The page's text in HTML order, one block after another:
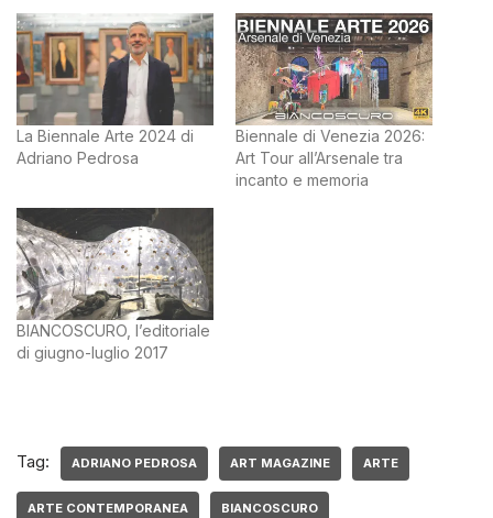
La Biennale Arte 2024 di
Adriano Pedrosa
Biennale di Venezia 2026:
Art Tour all’Arsenale tra
incanto e memoria
BIANCOSCURO, l’editoriale
di giugno-luglio 2017
Tag: ADRIANO PEDROSA ART MAGAZINE ARTE
ARTE CONTEMPORANEA BIANCOSCURO